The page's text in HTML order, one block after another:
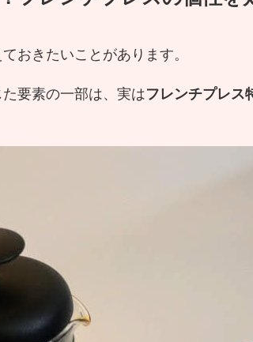
おきたいことがあります。
要素の一部は、実はフレンチプレス